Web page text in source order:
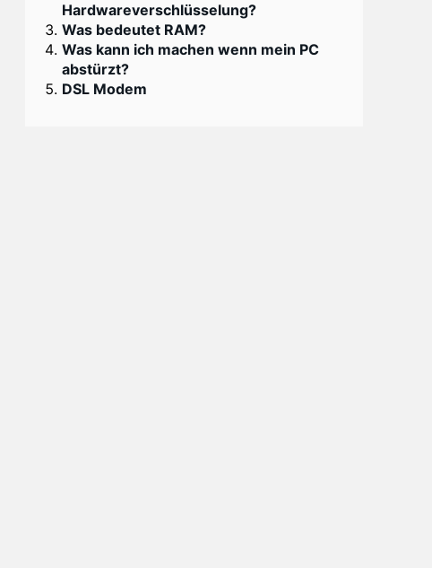
Hardwareverschlüsselung?
Was bedeutet RAM?
Was kann ich machen wenn mein PC
abstürzt?
DSL Modem